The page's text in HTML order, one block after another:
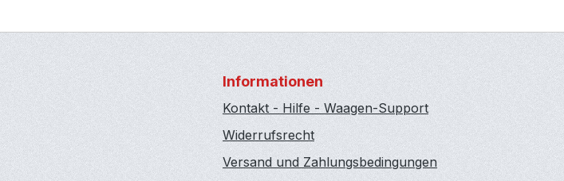
Informationen
Kontakt - Hilfe - Waagen-Support
Widerrufsrecht
Versand und Zahlungsbedingungen